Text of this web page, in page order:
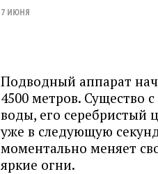
7 ИЮНЯ
Подводный аппарат
4500 метров. Существо
воды, его серебристый
уже в следующую
моментально меняет
яркие огни.